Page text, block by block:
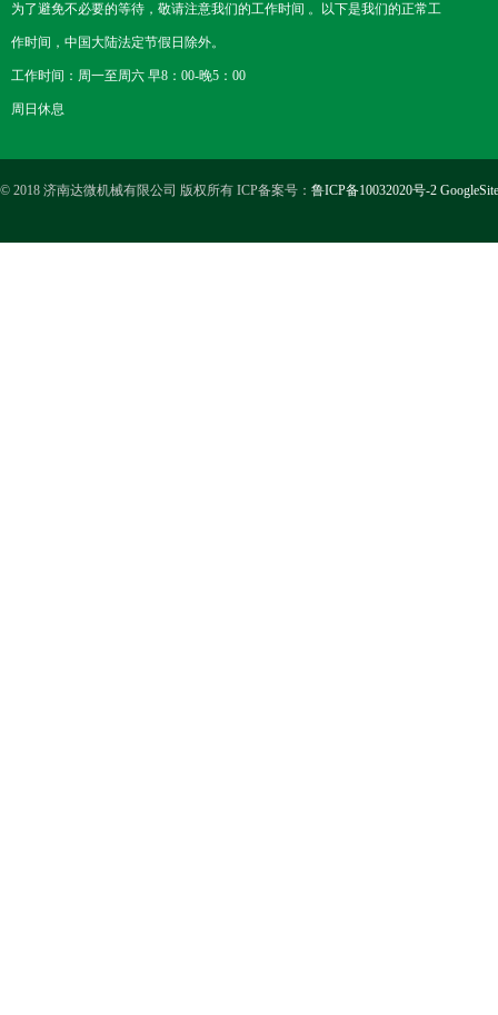
为了避免不必要的等待，敬请注意我们的工作时间 。以下是我们的正常工
作时间，中国大陆法定节假日除外。
工作时间：周一至周六 早8：00-晚5：00
周日休息
© 2018 济南达微机械有限公司 版权所有 ICP备案号： 鲁ICP备10032020号-2